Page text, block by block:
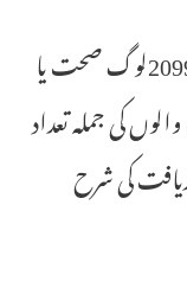
وزرات کے بموجب پچھلے 24گھنٹوں میں 2099لوگ صحت یا
کی جملہ تعداد
کی شرح